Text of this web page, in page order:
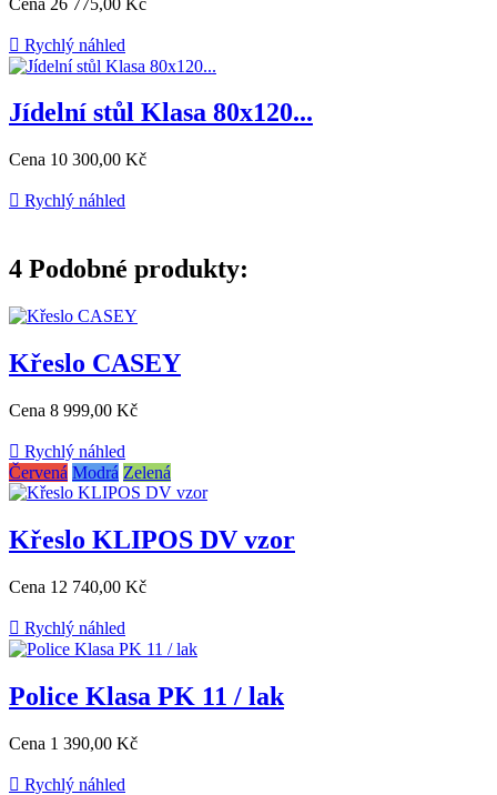
 Rychlý náhled
Jídelní stůl Klasa 80x120...
Cena 10 300,00 Kč
 Rychlý náhled
4 Podobné produkty:
Křeslo CASEY
Cena 8 999,00 Kč
 Rychlý náhled
Červená Modrá Zelená
Křeslo KLIPOS DV vzor
Cena 12 740,00 Kč
 Rychlý náhled
Police Klasa PK 11 / lak
Cena 1 390,00 Kč
 Rychlý náhled